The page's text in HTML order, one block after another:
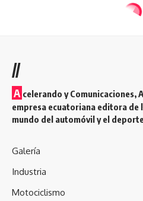
//
A celerando y Comunicaciones,
empresa ecuatoriana editora de
mundo del automóvil y el
Galería
Industria
Motociclismo